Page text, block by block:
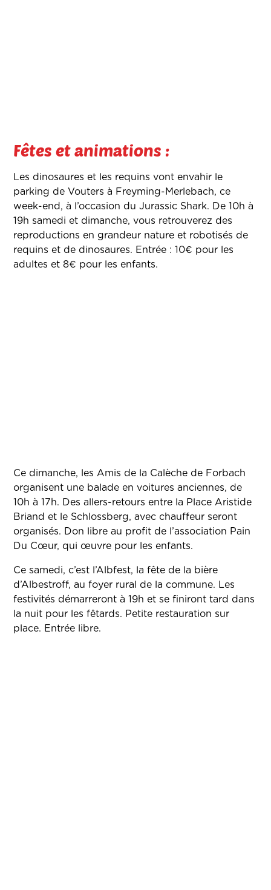
Fêtes et animations :
Les dinosaures et les requins vont envahir le
parking de Vouters à Freyming-Merlebach, ce
week-end, à l’occasion du Jurassic Shark. De 10h à
19h samedi et dimanche, vous retrouverez des
reproductions en grandeur nature et robotisés de
requins et de dinosaures. Entrée : 10€ pour les
adultes et 8€ pour les enfants.
Ce dimanche, les Amis de la Calèche de Forbach
organisent une balade en voitures anciennes, de
10h à 17h. Des allers-retours entre la Place Aristide
Briand et le Schlossberg, avec chauffeur seront
organisés. Don libre au profit de l’association Pain
Du Cœur, qui œuvre pour les enfants.
Ce samedi, c’est l’Albfest, la fête de la bière
d’Albestroff, au foyer rural de la commune. Les
festivités démarreront à 19h et se finiront tard dans
la nuit pour les fêtards. Petite restauration sur
place. Entrée libre.